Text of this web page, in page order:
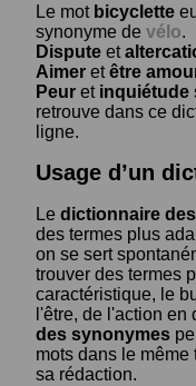
Le mot bicyclette
synonyme de vélo.
Dispute et
Aimer etêtre
Peur et inquiétude
retrouve dans ce
ligne.
Usage d’un
Le dictionnaire
des termes plus
on se sert
trouver des termes
caractéristique, le
l'être, de l'action en
des synonymes
mots dans le même
sa rédaction.